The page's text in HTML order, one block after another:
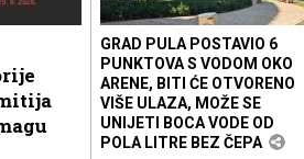
GRAD PULA POSTAVIO 6
PUNKTOVA S VODOM OKO
ARENE, BITI ĆE OTVORENO
VIŠE ULAZA, MOŽE SE
UNIJETI BOCA VODE OD
POLA LITRE BEZ ČEPA